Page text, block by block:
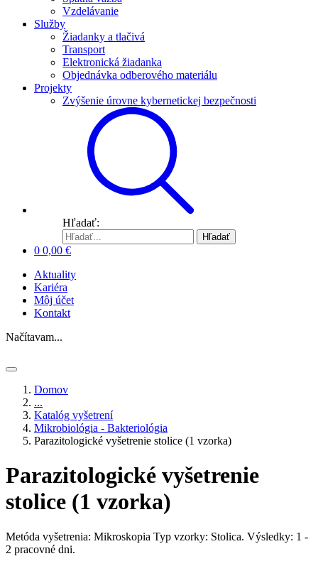
Vzdelávanie
Služby
Žiadanky a tlačivá
Transport
Elektronická žiadanka
Objednávka odberového materiálu
Projekty
Zvýšenie úrovne kybernetickej bezpečnosti
Hľadať:
Hľadať
0 0,00 €
Aktuality
Kariéra
Môj účet
Kontakt
Načítavam...
Domov
...
Katalóg vyšetrení
Mikrobiológia - Bakteriológia
Parazitologické vyšetrenie stolice (1 vzorka)
Parazitologické vyšetrenie
stolice (1 vzorka)
Metóda vyšetrenia: Mikroskopia Typ vzorky: Stolica. Výsledky: 1 -
2 pracovné dni.